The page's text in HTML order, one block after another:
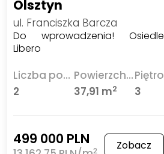
Olsztyn
ul. Franciszka Barcza
Do wprowadzenia! Osiedle
Libero
Liczba pokoi
2
Powierzchnia
37,91 m2
Piętro
3
499 000 PLN
2 Zobacz